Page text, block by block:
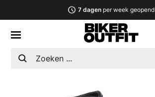
7 dagenper week geopend